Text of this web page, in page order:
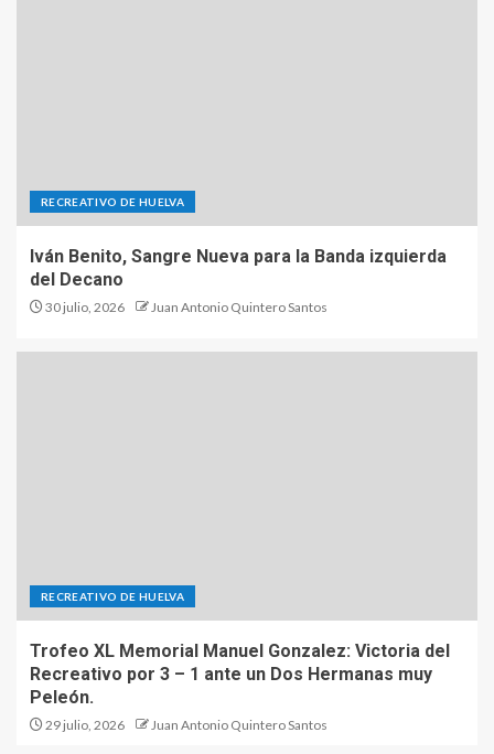
RECREATIVO DE HUELVA
Iván Benito, Sangre Nueva para la Banda izquierda
del Decano
30 julio, 2026 Juan Antonio Quintero Santos
RECREATIVO DE HUELVA
Trofeo XL Memorial Manuel Gonzalez: Victoria del
Recreativo por 3 – 1 ante un Dos Hermanas muy
Peleón.
29 julio, 2026 Juan Antonio Quintero Santos